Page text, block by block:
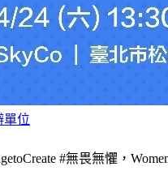
單位
#無畏無懼，